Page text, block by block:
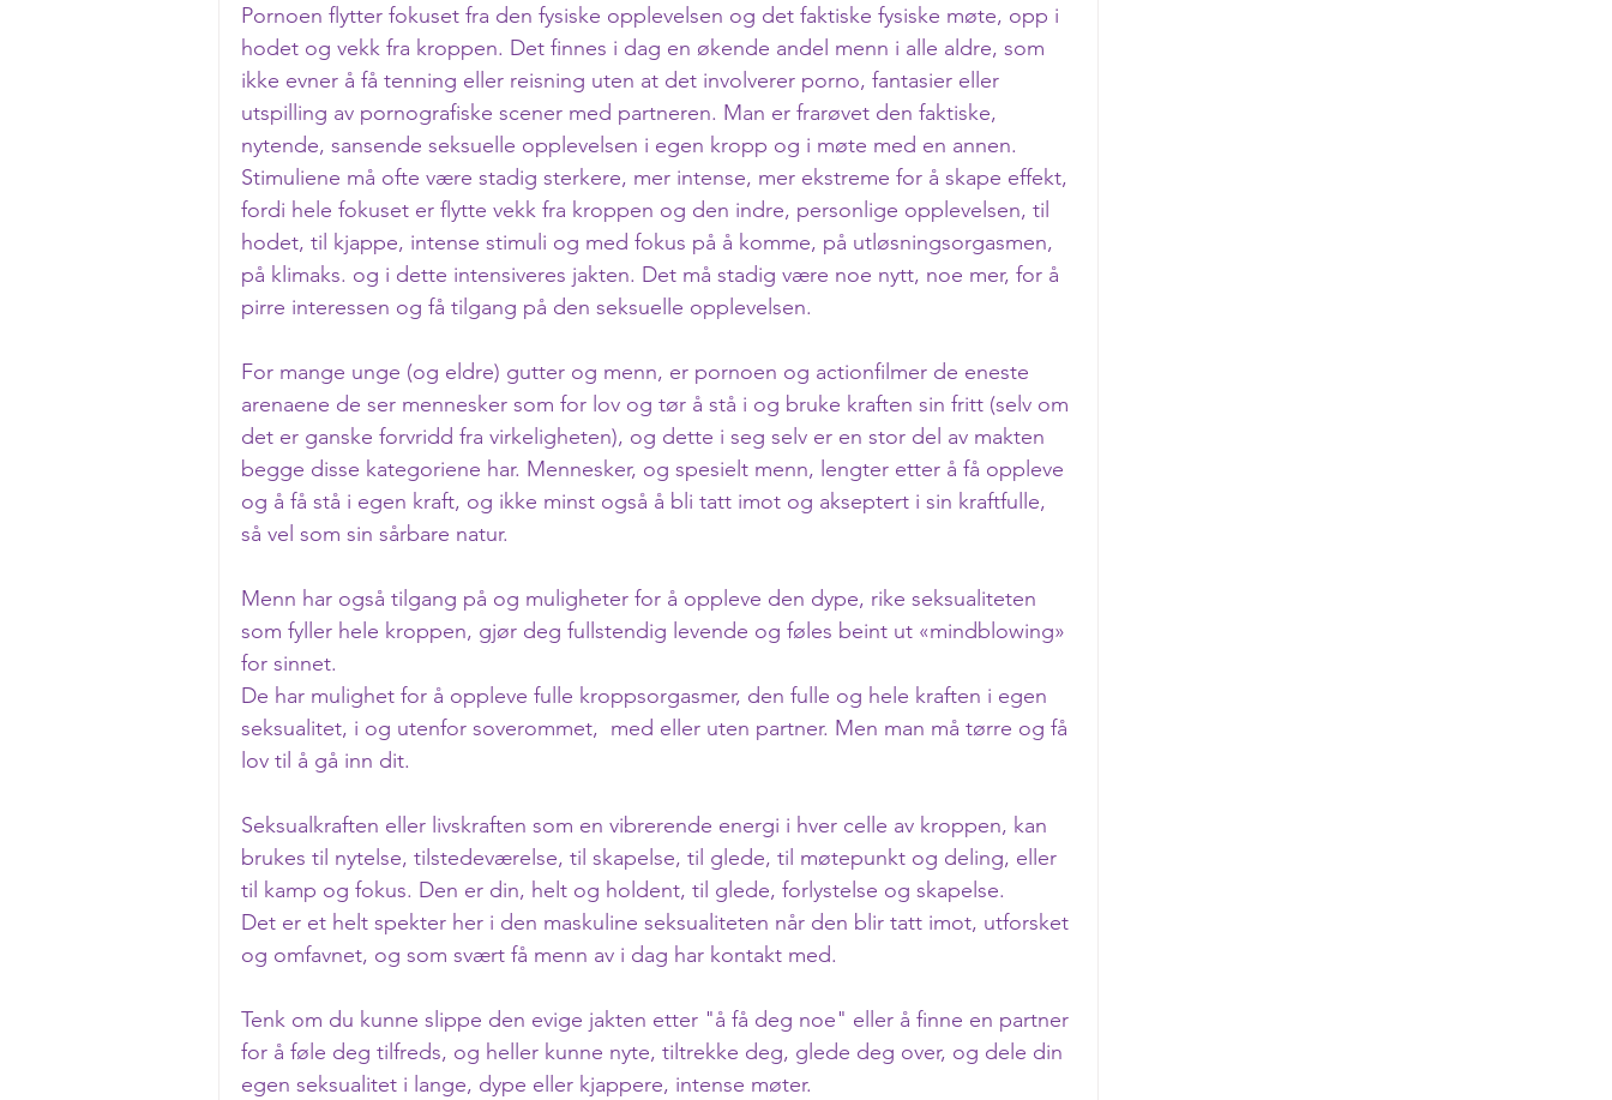
Pornoen flytter fokuset fra den fysiske opplevelsen og det faktiske fysiske møte, opp i
hodet og vekk fra kroppen. Det finnes i dag en økende andel menn i alle aldre, som
ikke evner å få tenning eller reisning uten at det involverer porno, fantasier eller
utspilling av pornografiske scener med partneren. Man er frarøvet den faktiske,
nytende, sansende seksuelle opplevelsen i egen kropp og i møte med en annen.
Stimuliene må ofte være stadig sterkere, mer intense, mer ekstreme for å skape effekt,
fordi hele fokuset er flytte vekk fra kroppen og den indre, personlige opplevelsen, til
hodet, til kjappe, intense stimuli og med fokus på å komme, på utløsningsorgasmen,
på klimaks. og i dette intensiveres jakten. Det må stadig være noe nytt, noe mer, for å
pirre interessen og få tilgang på den seksuelle opplevelsen.
For mange unge (og eldre) gutter og menn, er pornoen og actionfilmer de eneste
arenaene de ser mennesker som for lov og tør å stå i og bruke kraften sin fritt (selv om
det er ganske forvridd fra virkeligheten), og dette i seg selv er en stor del av makten
begge disse kategoriene har. Mennesker, og spesielt menn, lengter etter å få oppleve
og å få stå i egen kraft, og ikke minst også å bli tatt imot og akseptert i sin kraftfulle,
så vel som sin sårbare natur.
Menn har også tilgang på og muligheter for å oppleve den dype, rike seksualiteten
som fyller hele kroppen, gjør deg fullstendig levende og føles beint ut «mindblowing»
for sinnet.
De har mulighet for å oppleve fulle kroppsorgasmer, den fulle og hele kraften i egen
seksualitet, i og utenfor soverommet,  med eller uten partner. Men man må tørre og få
lov til å gå inn dit.
Seksualkraften eller livskraften som en vibrerende energi i hver celle av kroppen, kan
brukes til nytelse, tilstedeværelse, til skapelse, til glede, til møtepunkt og deling, eller
til kamp og fokus. Den er din, helt og holdent, til glede, forlystelse og skapelse.
Det er et helt spekter her i den maskuline seksualiteten når den blir tatt imot, utforsket
og omfavnet, og som svært få menn av i dag har kontakt med.
Tenk om du kunne slippe den evige jakten etter "å få deg noe" eller å finne en partner
for å føle deg tilfreds, og heller kunne nyte, tiltrekke deg, glede deg over, og dele din
egen seksualitet i lange, dype eller kjappere, intense møter.